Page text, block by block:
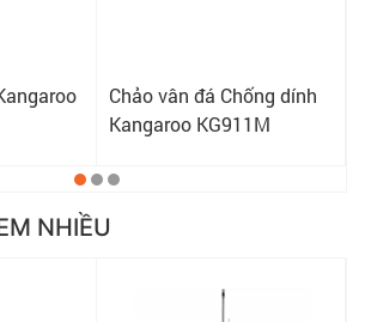
Chảo vân đá Chống dính
Kangaroo KG911M
NHIỀU